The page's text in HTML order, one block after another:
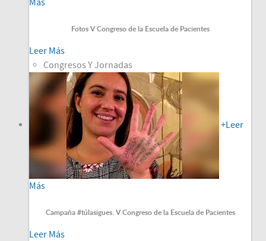
Fotos V Congreso de la Escuela de Pacientes
Leer Más
Congresos Y Jornadas
+Leer
Más
Campaña #túlasigues. V Congreso de la Escuela de Pacientes
Leer Más